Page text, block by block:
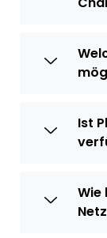
Ist
Wie